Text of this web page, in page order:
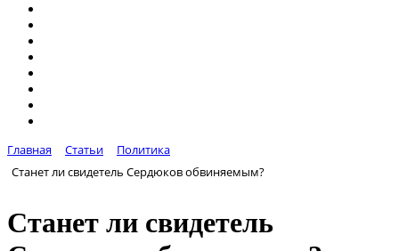
Главная Статьи
Политика
Станет ли свидетель Сердюков обвиняемым?
Станет ли свидетель